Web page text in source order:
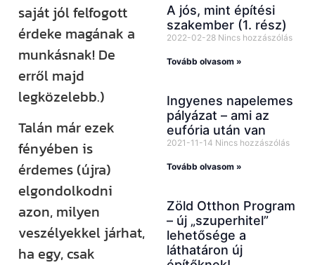
saját jól felfogott
érdeke magának a
munkásnak! De
erről majd
legközelebb.)
Talán már ezek
fényében is
érdemes (újra)
elgondolkodni
azon, milyen
veszélyekkel járhat,
ha egy, csak
A jós, mint építési
szakember (1. rész)
2022-02-28 Nincs hozzászólás
Tovább olvasom »
Ingyenes napelemes
pályázat – ami az
eufória után van
2021-11-14 Nincs hozzászólás
Tovább olvasom »
Zöld Otthon Program
– új „szuperhitel”
lehetősége a
láthatáron új